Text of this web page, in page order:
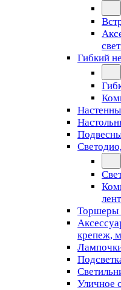
Гибкий
Торшеры
крепеж,
Уличное